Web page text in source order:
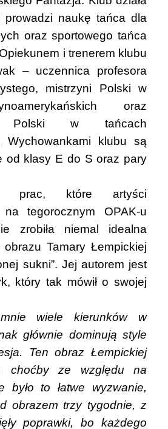
naukę tańca dla
oraz sportowego tańca
i trenerem klubu
– uczennica profesora
mistrzyni Polski w
oraz
Polski w tańcach
Wychowankami klubu są
od klasy E do S oraz pary
prac, które artyści
na tegorocznym OPAK-u
zrobiła niemal idealna
obrazu Tamary Łempickiej
sukni”. Jej autorem jest
który tak mówił o swojej
wiele kierunków w
głównie dominują style
Ten obraz Łempickiej
choćby ze względu na
było to łatwe wyzwanie,
obrazem trzy tygodnie, z
poprawki, bo każdego